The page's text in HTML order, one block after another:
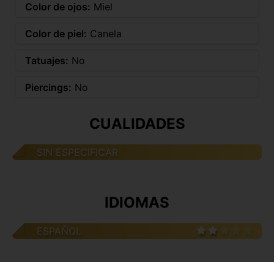
Color de ojos: Miel
Color de piel: Canela
Tatuajes: No
Piercings: No
CUALIDADES
SIN ESPECIFICAR
IDIOMAS
ESPAÑOL